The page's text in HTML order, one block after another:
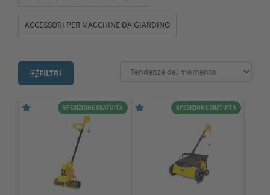
ACCESSORI PER MACCHINE DA GIARDINO
FILTRI
SPEDIZIONE GRATUITA SPEDIZIONE GRATUITA